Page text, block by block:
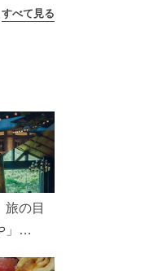
は栄養
すべて見る
旅の目